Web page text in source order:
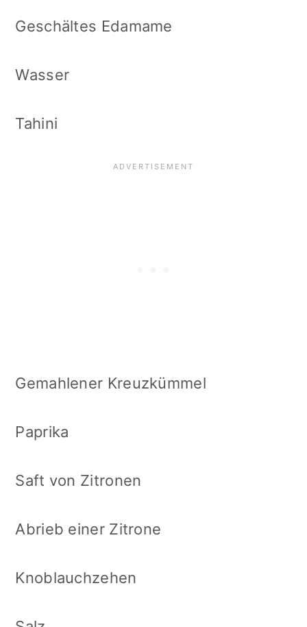
Geschältes Edamame
Wasser
Tahini
Gemahlener Kreuzkümmel
Paprika
Saft von Zitronen
Abrieb einer Zitrone
Knoblauchzehen